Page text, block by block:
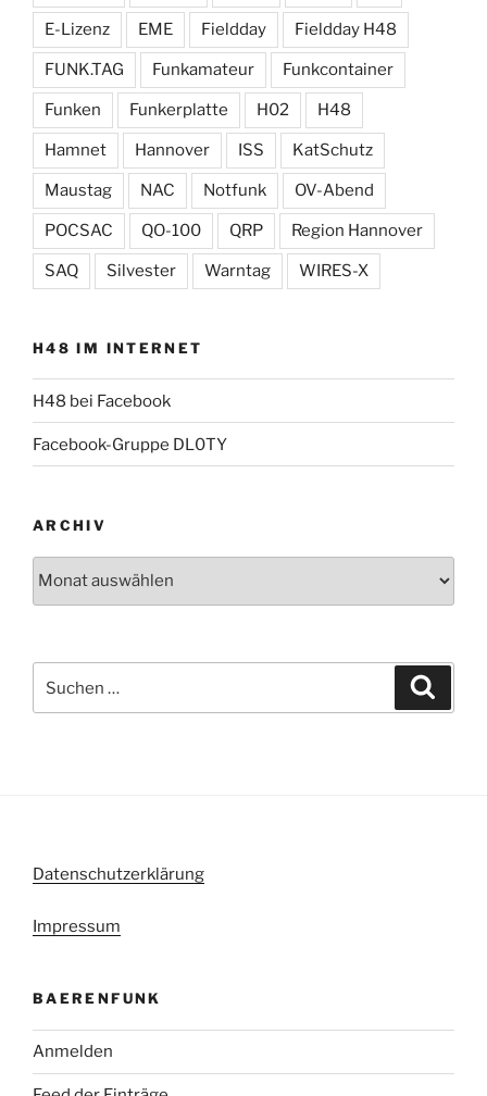
E-Lizenz EME Fieldday Fieldday H48
FUNK.TAG Funkamateur Funkcontainer
Funken Funkerplatte H02 H48
Hamnet Hannover ISS KatSchutz
Maustag NAC Notfunk OV-Abend
POCSAC QO-100 QRP Region Hannover
SAQ Silvester Warntag WIRES-X
H48 IM INTERNET
H48 bei Facebook
Facebook-Gruppe DL0TY
ARCHIV
nach:
Datenschutzerklärung
Impressum
BAERENFUNK
Anmelden